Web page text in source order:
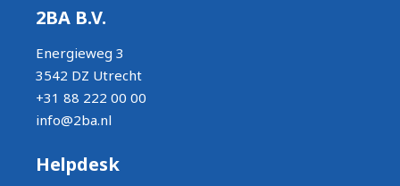
2BA B.V.
Energieweg 3
3542 DZ Utrecht
+31 88 222 00 00
info@2ba.nl
Helpdesk